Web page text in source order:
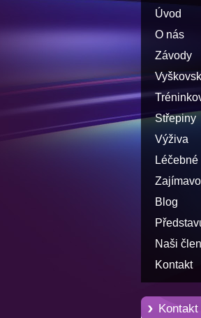
Úvod
O nás
Závody
Střepiny
Výživa
Blog
Naši
Kontakt
Kontakt